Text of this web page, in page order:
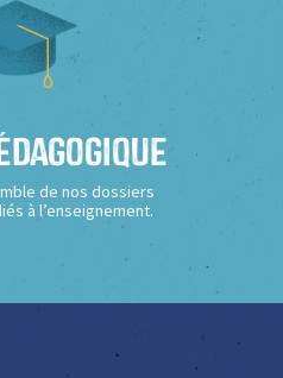
de nos dossiers
à l’enseignement.